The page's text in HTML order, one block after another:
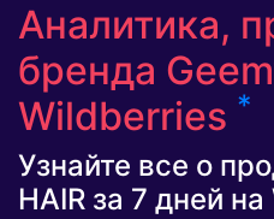
Аналитика,
бренда
Wildberries *
Узнайте все о
HAIR за 7 дней